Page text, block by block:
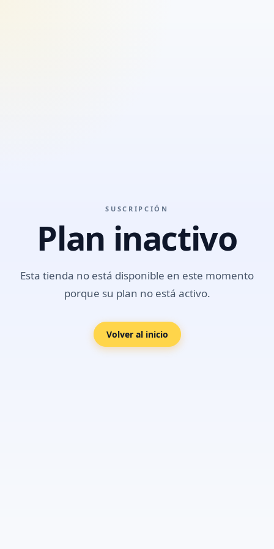
SUSCRIPCIÓN
Plan inactivo
Esta tienda no está disponible en este momento
porque su plan no está activo.
Volver al inicio